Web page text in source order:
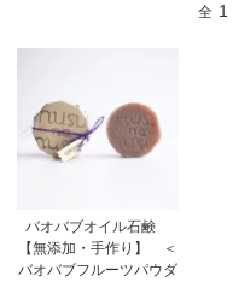
全 1
バオバブオイル石鹸
【無添加・手作り】 ＜
バオバブフルーツパウダ